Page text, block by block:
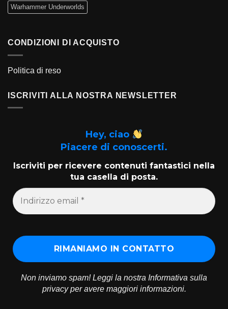
Warhammer Underworlds
CONDIZIONI DI ACQUISTO
Politica di reso
ISCRIVITI ALLA NOSTRA NEWSLETTER
Hey, ciao
Piacere di conoscerti.
Iscriviti per ricevere contenuti fantastici nella
tua casella di posta.
Non inviamo spam! Leggi la nostra Informativa sulla
privacyper avere maggiori informazioni.